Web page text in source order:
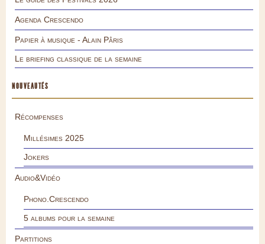
Agenda Crescendo
Papier à musique - Alain Pâris
Le briefing classique de la semaine
NOUVEAUTÉS
Récompenses
Millésimes 2025
Jokers
Audio&Vidéo
Phono.Crescendo
5 albums pour la semaine
Partitions